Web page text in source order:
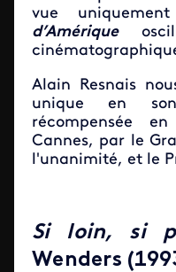
vue
d’Amérique
Alain Resnais
unique en
récompensée
Cannes, par le
l'unanimité, et le
Si loin, si
Wenders